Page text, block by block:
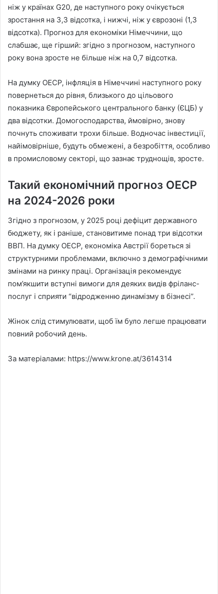
ніж у країнах G20, де наступного року очікується
зростання на 3,3 відсотка, і нижчі, ніж у єврозоні (1,3
відсотка). Прогноз для економіки Німеччини, що
слабшає, ще гірший: згідно з прогнозом, наступного
року вона зросте не більше ніж на 0,7 відсотка.
На думку ОЕСР, інфляція в Німеччині наступного року
повернеться до рівня, близького до цільового
показника Європейського центрального банку (ЄЦБ) у
два відсотки. Домогосподарства, ймовірно, знову
почнуть споживати трохи більше. Водночас інвестиції,
найімовірніше, будуть обмежені, а безробіття, особливо
в промисловому секторі, що зазнає труднощів, зросте.
Такий економічний прогноз ОЕСР
на 2024-2026 роки
Згідно з прогнозом, у 2025 році дефіцит державного
бюджету, як і раніше, становитиме понад три відсотки
ВВП. На думку ОЕСР, економіка Австрії бореться зі
структурними проблемами, включно з демографічними
змінами на ринку праці. Організація рекомендує
пом’якшити вступні вимоги для деяких видів фріланс-
послуг і сприяти “відродженню динамізму в бізнесі”.
Жінок слід стимулювати, щоб їм було легше працювати
повний робочий день.
За матеріалами: https://www.krone.at/3614314